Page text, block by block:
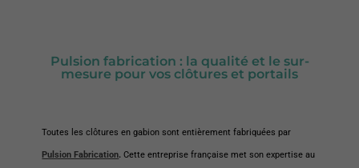
Pulsion fabrication : la qualité et le sur-
mesure pour vos clôtures et portails
Toutes les clôtures en gabion sont entièrement fabriquées par
Pulsion Fabrication. Cette entreprise française met son expertise au